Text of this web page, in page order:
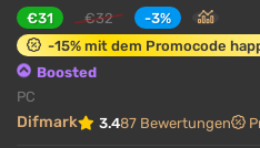
beunruhigendes
neue Wissen die
Momente verändert.
€31 €32
-3%
-15% mit dem Promocode
Boosted
PC
Difmark 3.487 Bewertungen